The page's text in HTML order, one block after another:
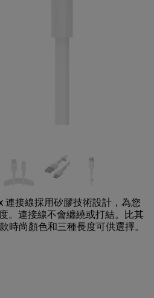
接線採用矽膠技術設計，為您
。連接線不會纏繞或打結。比其
時尚顏色和三種長度可供選擇。